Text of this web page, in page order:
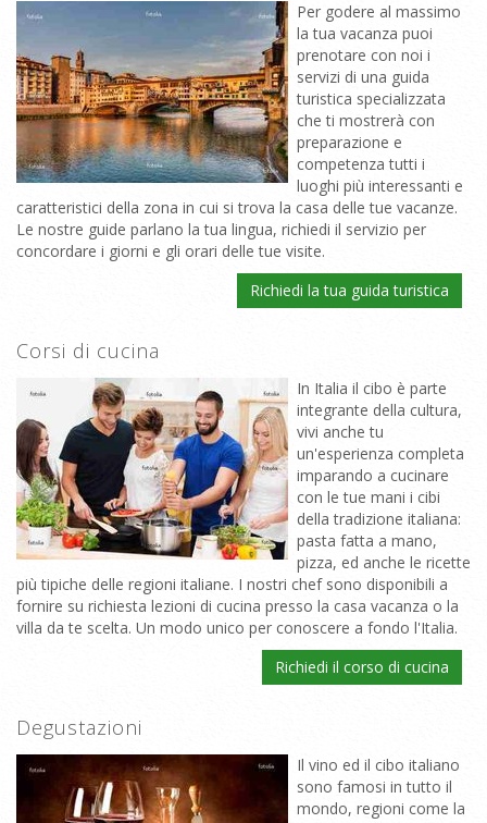
Per godere al massimo
la tua vacanza puoi
prenotare con noi i
servizi di una guida
turistica specializzata
che ti mostrerà con
preparazione e
competenza tutti i
luoghi più interessanti e
caratteristici della zona in cui si trova la casa delle tue vacanze.
Le nostre guide parlano la tua lingua, richiedi il servizio per
concordare i giorni e gli orari delle tue visite.
Richiedi la tua guida turistica
Corsi di cucina
In Italia il cibo è parte
integrante della cultura,
vivi anche tu
un'esperienza completa
imparando a cucinare
con le tue mani i cibi
della tradizione italiana:
pasta fatta a mano,
pizza, ed anche le ricette
più tipiche delle regioni italiane. I nostri chef sono disponibili a
fornire su richiesta lezioni di cucina presso la casa vacanza o la
villa da te scelta. Un modo unico per conoscere a fondo l'Italia.
Richiedi il corso di cucina
Degustazioni
Il vino ed il cibo italiano
sono famosi in tutto il
mondo, regioni come la